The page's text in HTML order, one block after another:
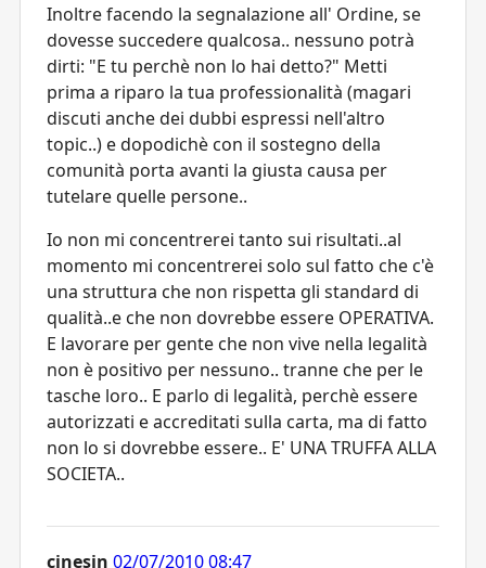
Inoltre facendo la segnalazione all' Ordine, se
dovesse succedere qualcosa.. nessuno potrà
dirti: "E tu perchè non lo hai detto?" Metti
prima a riparo la tua professionalità (magari
discuti anche dei dubbi espressi nell'altro
topic..) e dopodichè con il sostegno della
comunità porta avanti la giusta causa per
tutelare quelle persone..
Io non mi concentrerei tanto sui risultati..al
momento mi concentrerei solo sul fatto che c'è
una struttura che non rispetta gli standard di
qualità..e che non dovrebbe essere OPERATIVA.
E lavorare per gente che non vive nella legalità
non è positivo per nessuno.. tranne che per le
tasche loro.. E parlo di legalità, perchè essere
autorizzati e accreditati sulla carta, ma di fatto
non lo si dovrebbe essere.. E' UNA TRUFFA ALLA
SOCIETA..
cinesin 02/07/2010 08:47